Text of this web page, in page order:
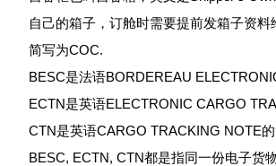
自己的箱子，订舱时需要提前发箱子资
简写为COC.
BESC是法语BORDEREAU
ECTN是英语ELECTRONIC CARGO
CTN是英语CARGO TRACKING NOTE
BESC, ECTN, CTN都是指同一份电子货